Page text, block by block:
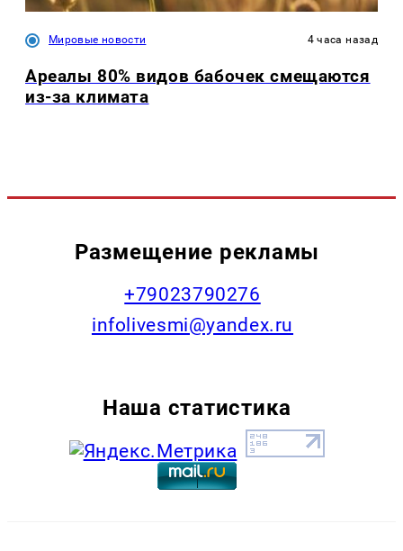
Мировые новости 4 часа назад
Ареалы 80% видов бабочек смещаются
из-за климата
Размещение рекламы
+79023790276
infolivesmi@yandex.ru
Наша статистика